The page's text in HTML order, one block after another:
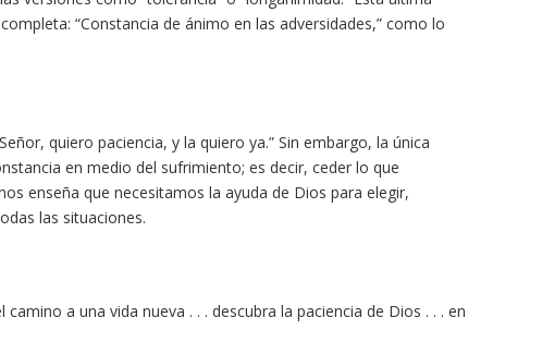
“Constancia de ánimo en las adversidades,” como lo
quiero paciencia, y la quiero ya.” Sin embargo, la única
en medio del sufrimiento; es decir, ceder lo que
enseña que necesitamos la ayuda de Dios para elegir,
las situaciones.
a una vida nueva . . . descubra la paciencia de Dios . . . en